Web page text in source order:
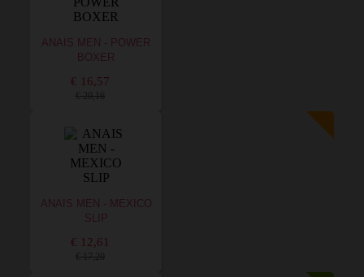
ANAIS MEN - POWER
BOXER
€ 16,57
€ 20,16
ANAIS MEN - MEXICO
SLIP
€ 12,61
€ 17,20